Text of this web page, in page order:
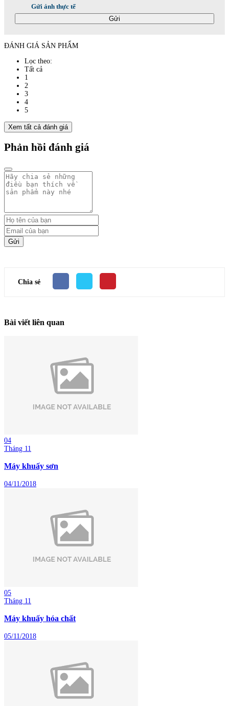
Gửi ảnh thực tế
Gửi
ĐÁNH GIÁ SẢN PHẨM
Lọc theo:
Tất cả
1
2
3
4
5
Xem tất cả đánh giá
Phản hồi đánh giá
Gửi
Chia sẻ
Bài viết liên quan
04
Tháng 11
Máy khuấy sơn
04/11/2018
05
Tháng 11
Máy khuấy hóa chất
05/11/2018